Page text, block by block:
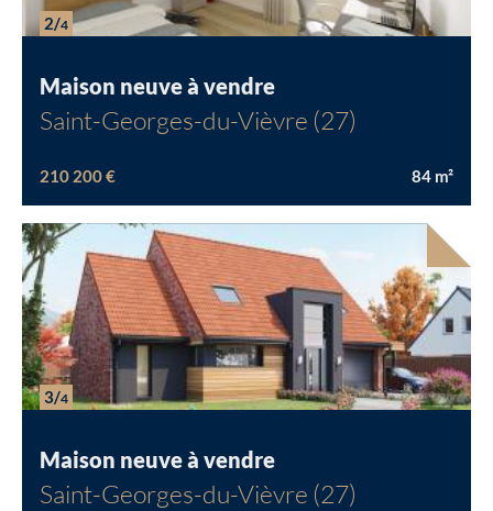
2/4
Maison neuve à vendre
Saint-Georges-du-Vièvre (27)
210 200 € 84 m²
3/4
Maison neuve à vendre
Saint-Georges-du-Vièvre (27)